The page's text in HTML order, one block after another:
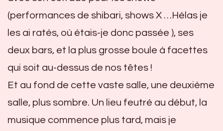
(performances de shibari, shows X …Hélas je
les ai ratés, où étais-je donc passée ), ses
deux bars, et la plus grosse boule à facettes
qui soit au-dessus de nos têtes !
Et au fond de cette vaste salle, une deuxième
salle, plus sombre. Un lieu feutré au début, la
musique commence plus tard, mais je